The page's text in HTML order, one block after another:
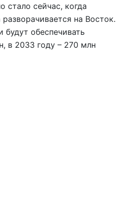
стало сейчас, когда
на Восток.
будут обеспечивать
в 2033 году – 270 млн